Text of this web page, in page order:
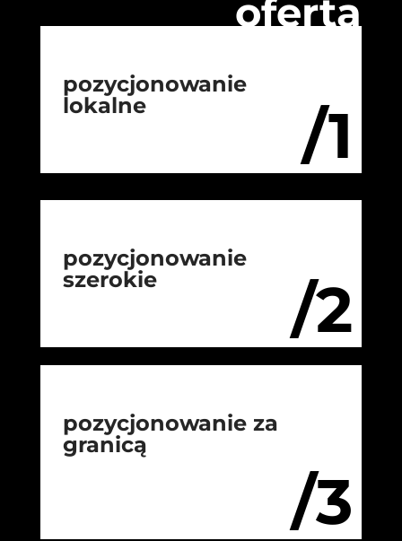
oferta
/1
pozycjonowanie
lokalne
/2
pozycjonowanie
szerokie
/3
pozycjonowanie za
granicą